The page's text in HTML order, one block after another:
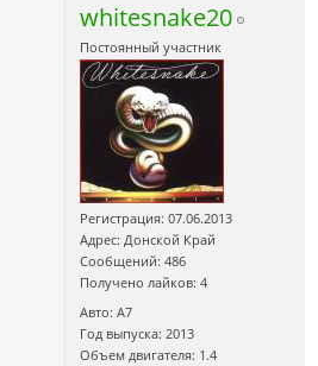
whitesnake20
Постоянный участник
Регистрация: 07.06.2013
Адрес: Донской Край
Сообщений: 486
Получено лайков: 4
Авто: A7
Год выпуска: 2013
Объем двигателя: 1.4